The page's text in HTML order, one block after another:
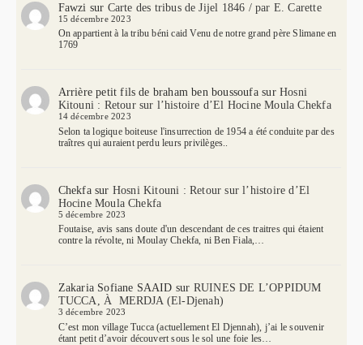
Fawzi sur Carte des tribus de Jijel 1846 / par E. Carette
15 décembre 2023
On appartient à la tribu béni caid Venu de notre grand père Slimane en
1769
Arrière petit fils de braham ben boussoufasur Hosni
Kitouni : Retour sur l’histoire d’El Hocine Moula Chekfa
14 décembre 2023
Selon ta logique boiteuse l'insurrection de 1954 a été conduite par des
traîtres qui auraient perdu leurs privilèges..
Chekfasur Hosni Kitouni : Retour sur l’histoire d’El
Hocine Moula Chekfa
5 décembre 2023
Foutaise, avis sans doute d'un descendant de ces traitres qui étaient
contre la révolte, ni Moulay Chekfa, ni Ben Fiala,…
Zakaria Sofiane SAAID sur RUINES DE L’OPPIDUM
TUCCA, À MERDJA (El-Djenah)
3 décembre 2023
C’est mon village Tucca (actuellement El Djennah), j’ai le souvenir
étant petit d’avoir découvert sous le sol une foie les…